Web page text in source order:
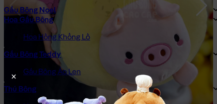
Gấu Bông Noel
Hoa Gấu Bông
Hoa Hồng Khổng Lồ
Gấu Bông Teddy
Gấu Bông Áo Len
Thú Bông